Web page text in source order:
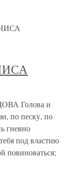
Голова и
по песку, по
гневно
под властию
повиноваться;